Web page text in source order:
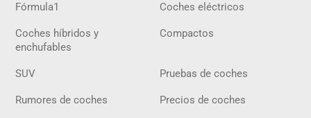
Fórmula1 Coches eléctricos
Coches híbridos y
enchufables
Compactos
SUV Pruebas de coches
Rumores de coches Precios de coches